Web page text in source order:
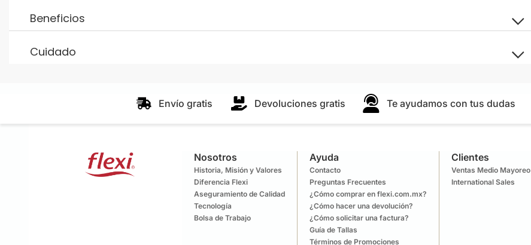
Beneficios
Cuidado
Envío gratis Devoluciones gratis Te ayudamos con tus dudas
Nosotros
Historia, Misión y Valores
Diferencia Flexi
Aseguramiento de Calidad
Tecnología
Bolsa de Trabajo
Ayuda
Contacto
Preguntas Frecuentes
¿Cómo comprar en flexi.com.mx?
¿Cómo hacer una devolución?
¿Cómo solicitar una factura?
Guía de Tallas
Términos de Promociones
Clientes
Ventas Medio Mayoreo
International Sales